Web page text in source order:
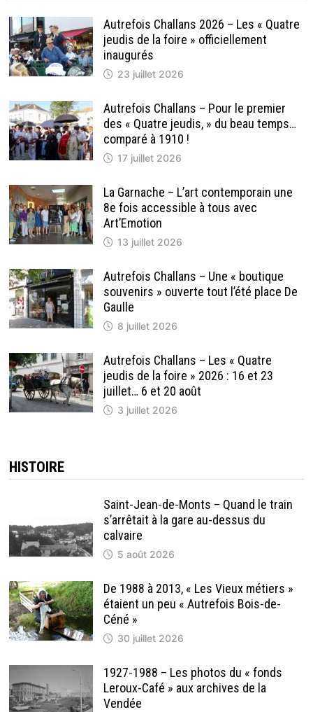
Autrefois Challans 2026 – Les « Quatre
jeudis de la foire » officiellement
inaugurés
23 juillet 2026
Autrefois Challans – Pour le premier
des « Quatre jeudis, » du beau temps…
comparé à 1910 !
17 juillet 2026
La Garnache – L’art contemporain une
8e fois accessible à tous avec
Art’Emotion
13 juillet 2026
Autrefois Challans – Une « boutique
souvenirs » ouverte tout l’été place De
Gaulle
8 juillet 2026
Autrefois Challans – Les « Quatre
jeudis de la foire » 2026 : 16 et 23
juillet… 6 et 20 août
3 juillet 2026
HISTOIRE
Saint-Jean-de-Monts – Quand le train
s’arrêtait à la gare au-dessus du
calvaire
5 août 2026
De 1988 à 2013, « Les Vieux métiers »
étaient un peu « Autrefois Bois-de-
Céné »
30 juillet 2026
1927-1988 – Les photos du « fonds
Leroux-Café » aux archives de la
Vendée